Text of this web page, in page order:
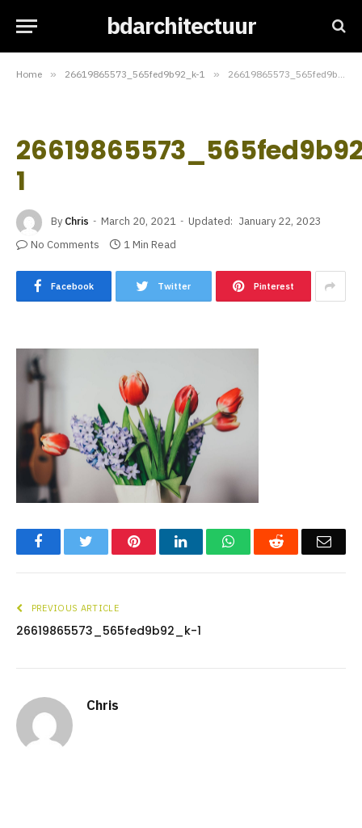
bdarchitectuur
Home » 26619865573_565fed9b92_k-1 » 26619865573_565fed9b92_k-1
1
By Chris March 20, 2021 Updated: January 22, 2023
No Comments
1 Min Read
Facebook Twitter Pinterest
FacebookTwitter PinterestLinkedInWhatsAppReddit
PREVIOUS ARTICLE
26619865573_565fed9b92_k-1
Chris